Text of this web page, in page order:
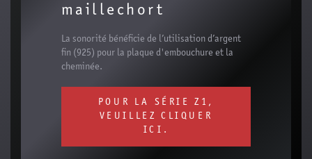
maillechort
La sonorité bénéficie de l’utilisation d’argent
fin (925) pour la plaque d'embouchure et la
cheminée.
POUR LA SÉRIE Z1,
VEUILLEZ CLIQUER
ICI.